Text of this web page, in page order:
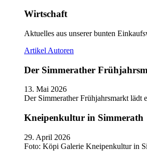
Wirtschaft
Aktuelles aus unserer bunten
Artikel Autoren
Der Simmerather
13. Mai 2026
Der Simmerather Frühjahrsmarkt
Kneipenkultur in Simmerath
29. April 2026
Foto: Köpi Galerie Kneipenkultur in